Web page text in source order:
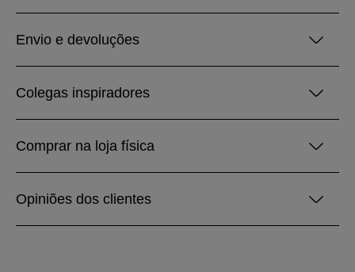
Envio e devoluções
Colegas inspiradores
Comprar na loja física
Opiniões dos clientes